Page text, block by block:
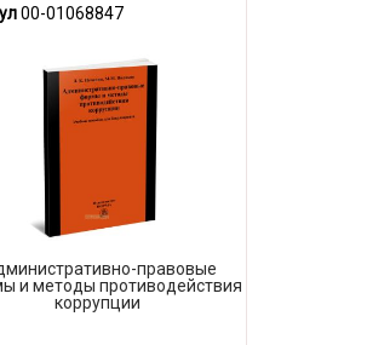
00-01068847
правовые
и методы противодействия
коррупции